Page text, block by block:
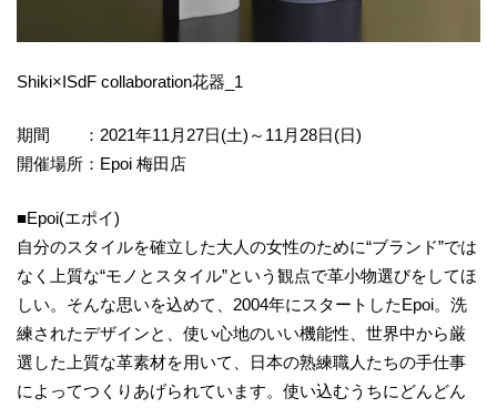
Shiki×ISdF collaboration花器_1
期間 ：2021年11月27日(土)～11月28日(日)
開催場所：Epoi 梅田店
■Epoi(エポイ)
自分のスタイルを確立した大人の女性のために“ブランド”では
なく上質な“モノとスタイル”という観点で革小物選びをしてほ
しい。そんな思いを込めて、2004年にスタートしたEpoi。洗
練されたデザインと、使い心地のいい機能性、世界中から厳
選した上質な革素材を用いて、日本の熟練職人たちの手仕事
によってつくりあげられています。使い込むうちにどんどん